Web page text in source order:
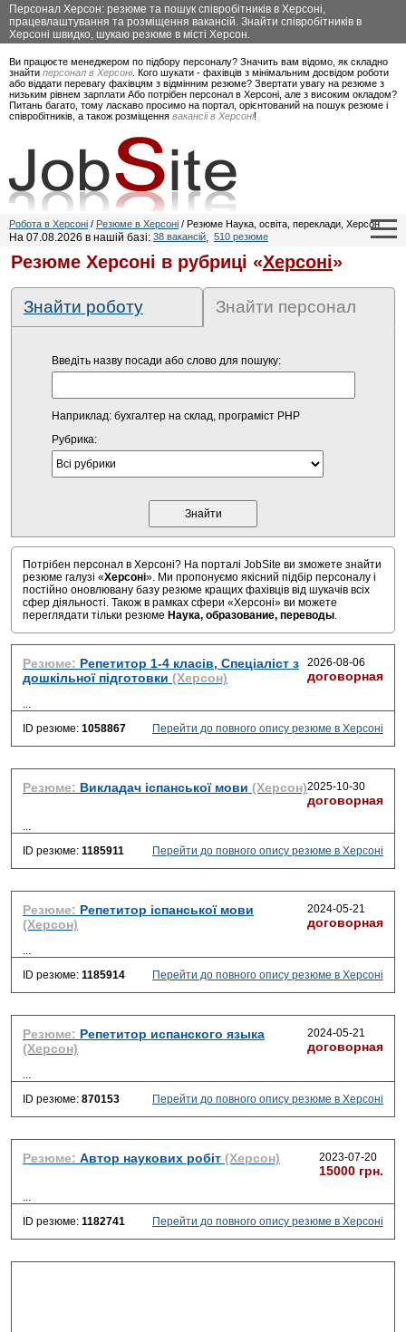
Персонал Херсон: резюме та пошук співробітників в Херсоні,
працевлаштування та розміщення вакансій. Знайти співробітників в
Херсоні швидко, шукаю резюме в місті Херсон.
Ви працюєте менеджером по підбору персоналу? Значить вам відомо, як складно
знайти персонал в Херсоні. Кого шукати - фахівців з мінімальним досвідом роботи
або віддати перевагу фахівцям з відмінним резюме? Звертати увагу на резюме з
низьким рівнем зарплати Або потрібен персонал в Херсоні, але з високим окладом?
Питань багато, тому ласкаво просимо на портал, орієнтований на пошук резюме і
співробітників, а також розміщення вакансії в Херсоні!
Робота в Херсоні / Резюме в Херсоні / Резюме Наука, освіта, переклади, Херсон
На 07.08.2026 в нашій базі: 38 вакансій, 510 резюме
Резюме Херсоні в рубриці «Херсоні»
Знайти роботу Знайти персонал
Введіть назву посади або слово для пошуку:
Наприклад: бухгалтер на склад, програміст PHP
Рубрика:
Потрібен персонал в Херсоні? На порталі JobSite ви зможете знайти
резюме галузі «Херсоні». Ми пропонуємо якісний підбір персоналу і
постійно оновлювану базу резюме кращих фахівців від шукачів всіх
сфер діяльності. Також в рамках сфери «Херсоні» ви можете
переглядати тільки резюме Наука, образование, переводы.
Резюме: Репетитор 1-4 класів, Спеціаліст з
дошкільної підготовки (Херсон)
2026-08-06
договорная
...
ID резюме: 1058867 Перейти до повного опису резюме в Херсоні
Резюме: Викладач іспанської мови (Херсон)2025-10-30
договорная
...
ID резюме: 1185911 Перейти до повного опису резюме в Херсоні
Резюме: Репетитор іспанської мови
(Херсон)
2024-05-21
договорная
...
ID резюме: 1185914 Перейти до повного опису резюме в Херсоні
Резюме: Репетитор испанского языка
(Херсон)
2024-05-21
договорная
...
ID резюме: 870153 Перейти до повного опису резюме в Херсоні
Резюме: Автор наукових робіт (Херсон) 2023-07-20
15000 грн.
...
ID резюме: 1182741 Перейти до повного опису резюме в Херсоні